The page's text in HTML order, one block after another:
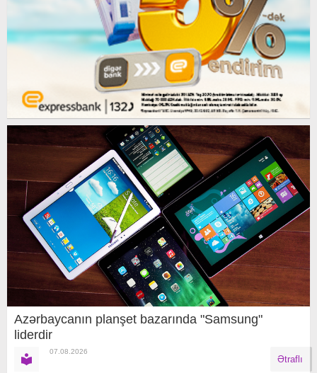
Azərbaycanın planşet bazarında "Samsung"
liderdir
07.08.2026
Ətraflı